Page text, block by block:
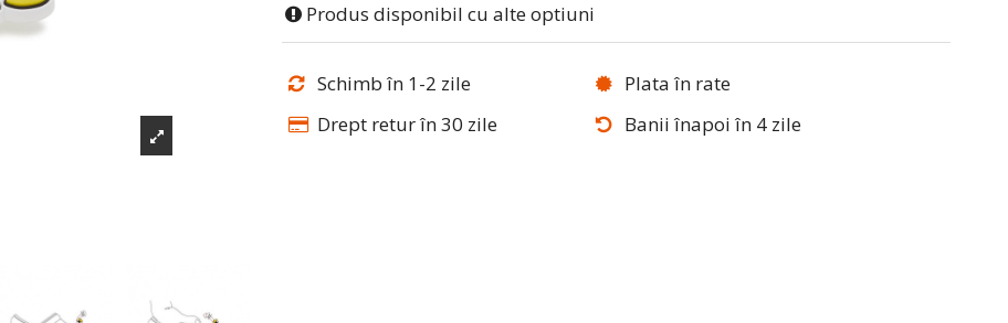
Produs disponibil cu alte optiuni
Schimb în 1-2 zile
Plata în rate
Drept retur în 30 zile
Banii înapoi în 4 zile